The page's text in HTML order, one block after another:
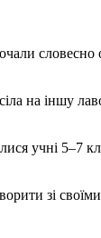
на іншу
учні 5–7
зі